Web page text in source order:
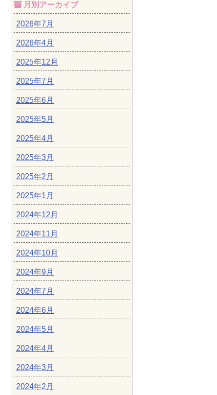
月別アーカイブ
2026年7月
2026年4月
2025年12月
2025年7月
2025年6月
2025年5月
2025年4月
2025年3月
2025年2月
2025年1月
2024年12月
2024年11月
2024年10月
2024年9月
2024年7月
2024年6月
2024年5月
2024年4月
2024年3月
2024年2月